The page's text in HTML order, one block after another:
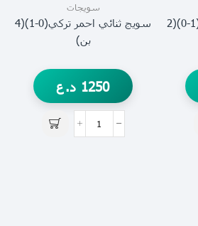
سويج مفرد صغير صيني(1-0)(2
سويجات
سويج ثنائي احمر تركي(0-1)(4
بن)
1250 د.ع